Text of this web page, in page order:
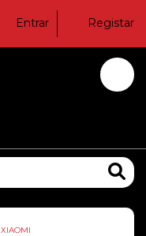
Entrar Registar
XIAOMI